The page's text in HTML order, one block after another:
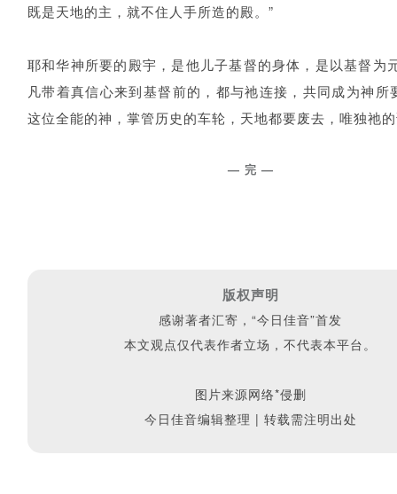
既是天地的主，就不住人手所造的殿。”
耶和华神所要的殿宇，是他儿子基督的身体，是以基督为
凡带着真信心来到基督前的，都与祂连接，共同成为神所
这位全能的神，掌管历史的车轮，天地都要废去，唯独祂
— 完 —
版权声明
感谢著者汇寄，“今日佳音”首发
本文观点仅代表作者立场，不代表本平台。
图片来源网络*侵删
今日佳音编辑整理 | 转载需注明出处